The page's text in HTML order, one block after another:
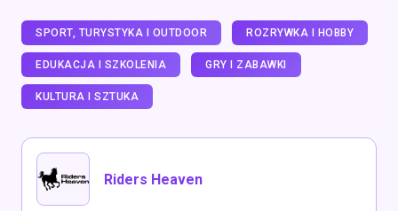
SPORT, TURYSTYKA I OUTDOOR ROZRYWKA I HOBBY
EDUKACJA I SZKOLENIA GRY I ZABAWKI
KULTURA I SZTUKA
Riders Heaven